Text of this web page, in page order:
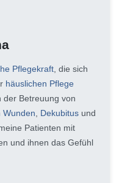
Pflegekraft , die sich
häuslichen Pflege
der Betreuung von
Wunden Dekubitus und
Patienten mit
und ihnen das Gefühl